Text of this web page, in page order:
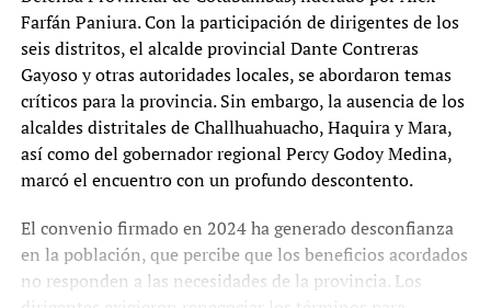
Farfán Paniura. Con la participación de dirigentes de los
seis distritos, el alcalde provincial Dante Contreras
Gayoso y otras autoridades locales, se abordaron temas
críticos para la provincia. Sin embargo, la ausencia de los
alcaldes distritales de Challhuahuacho, Haquira y Mara,
así como del gobernador regional Percy Godoy Medina,
marcó el encuentro con un profundo descontento.
El convenio firmado en 2024 ha generado desconfianza
en la población, que percibe que los beneficios acordados
no responden a las necesidades de la provincia. Los